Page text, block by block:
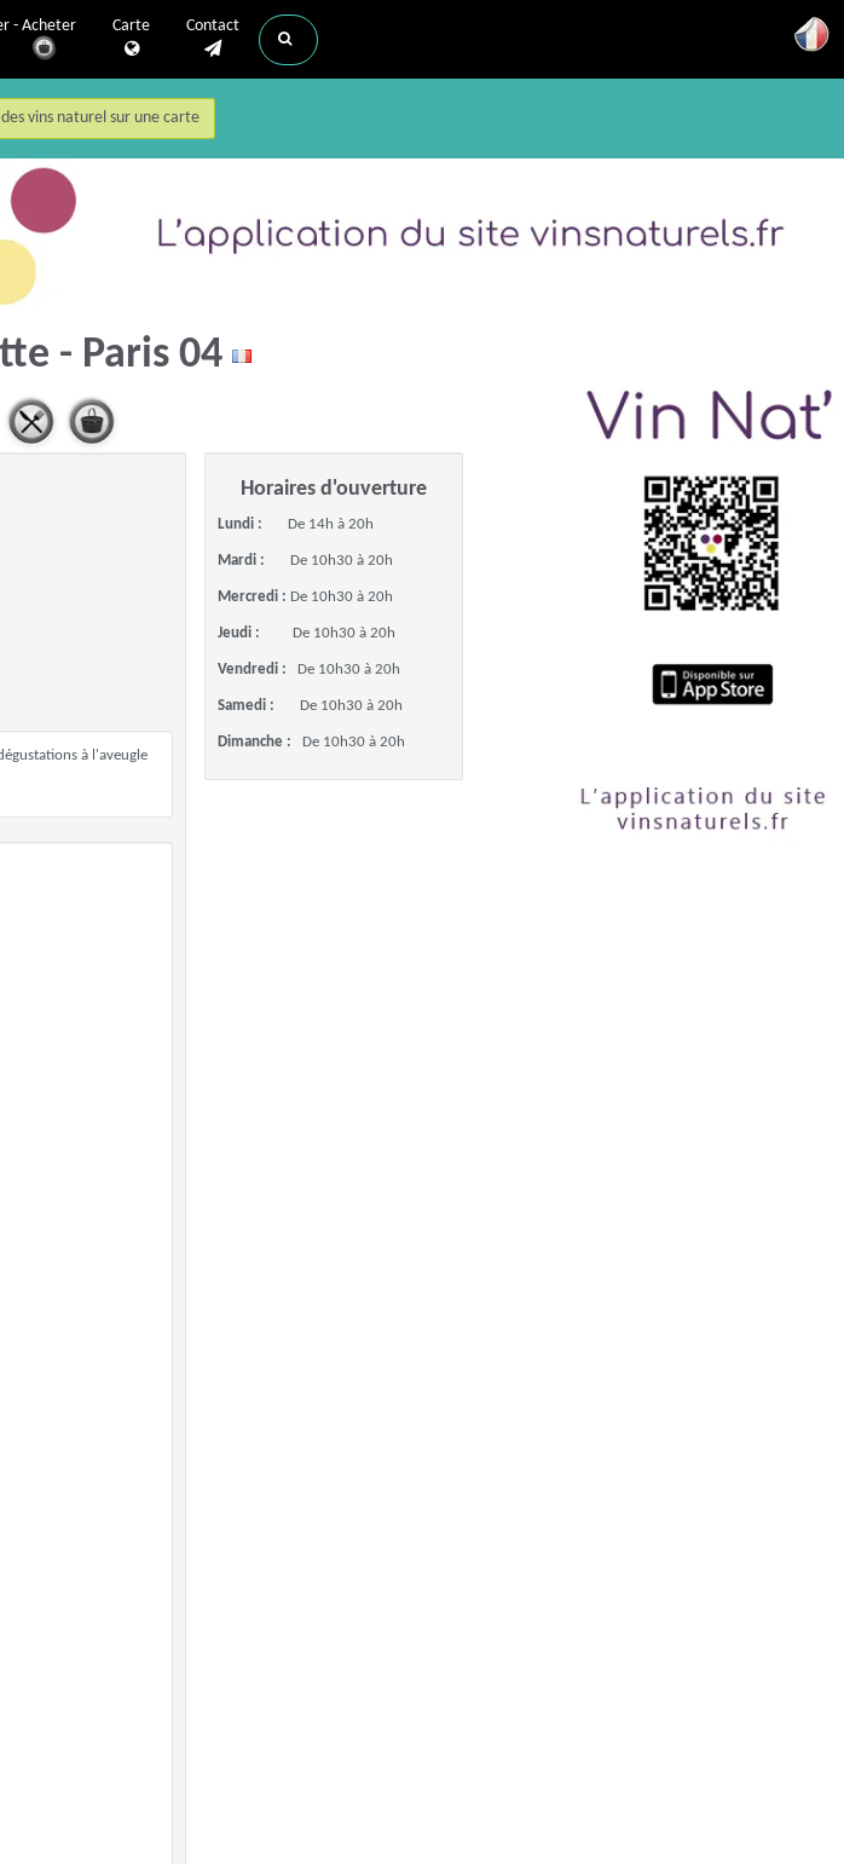
- Acheter Carte Contact
vins naturel sur une carte
- Paris 04
à l'aveugle
Horaires d'ouverture
Lundi : De 14h à 20h
Mardi : De 10h30 à 20h
Mercredi : De 10h30 à 20h
Jeudi : De 10h30 à 20h
Vendredi : De 10h30 à 20h
Samedi : De 10h30 à 20h
Dimanche : De 10h30 à 20h